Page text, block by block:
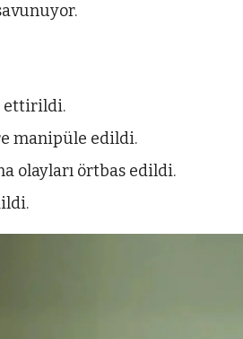
ettirildi.
manipüle edildi.
olayları örtbas edildi.